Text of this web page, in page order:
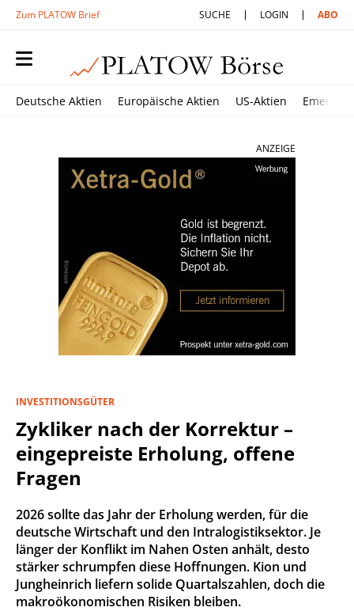
Zum PLATOW Brief SUCHE LOGIN ABO
Deutsche Aktien Europäische Aktien US-Aktien
ANZEIGE
INVESTITIONSGÜTER
Zykliker nach der Korrektur –
eingepreiste Erholung, offene
Fragen
2026 sollte das Jahr der Erholung werden, für die
deutsche Wirtschaft und den Intralogistiksektor. Je
länger der Konflikt im Nahen Osten anhält, desto
stärker schrumpfen diese Hoffnungen. Kion und
Jungheinrich liefern solide Quartalszahlen, doch die
makroökonomischen Risiken bleiben.